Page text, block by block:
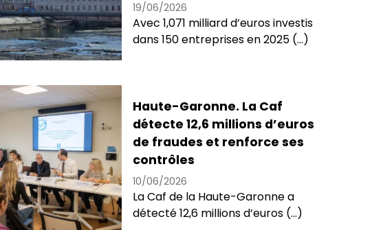
19/06/2026
Avec 1,071 milliard d’euros investis
dans 150 entreprises en 2025 (...)
Haute-Garonne. La Caf
détecte 12,6 millions d’euros
de fraudes et renforce ses
contrôles
10/06/2026
La Caf de la Haute-Garonne a
détecté 12,6 millions d’euros (...)